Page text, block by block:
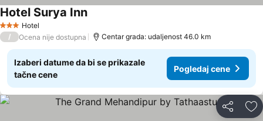
3 Zvezdice
Hotel
Hotel Surya Inn
/ Ocena nije dostupna Centar grada: udaljenost 46.0 km
Izaberi datume da bi se prikazale
tačne cene
Pogledaj cene
Deli